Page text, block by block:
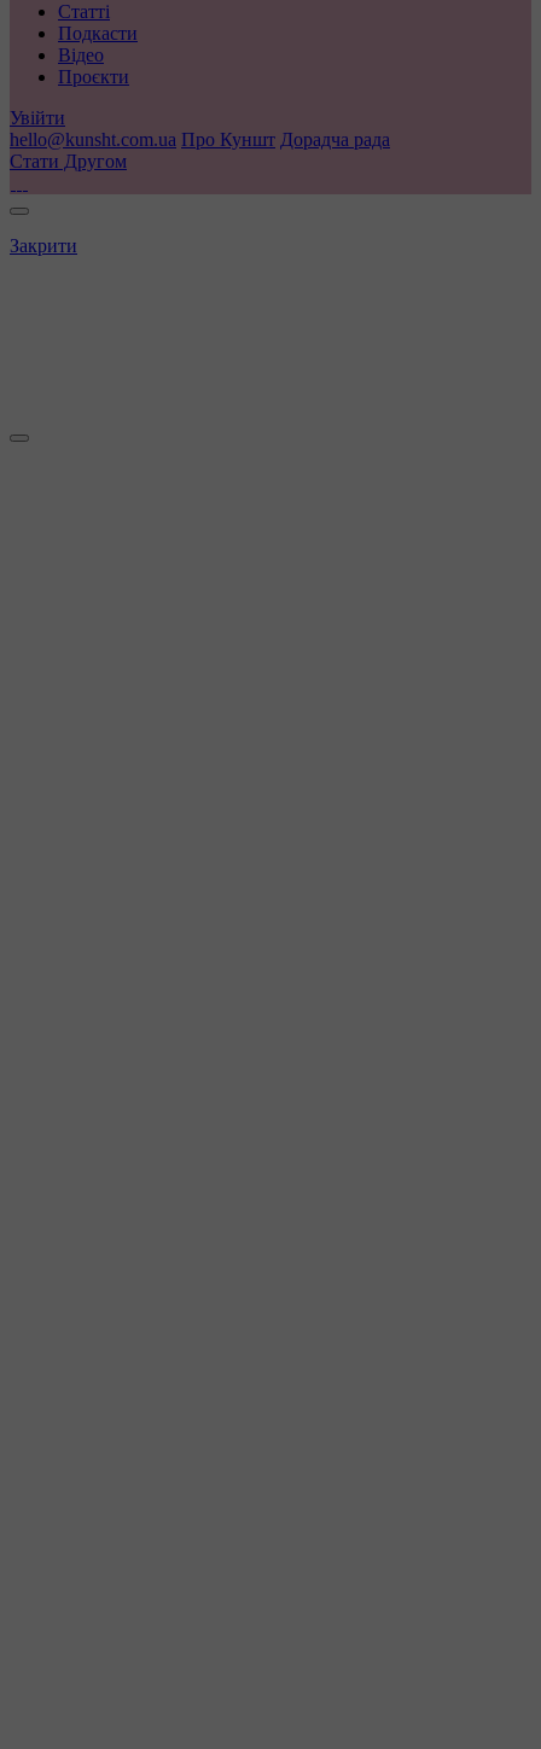
Статті
Подкасти
Відео
Проєкти
Увійти
hello@kunsht.com.ua Про Куншт Дорадча рада
Стати Другом
Закрити